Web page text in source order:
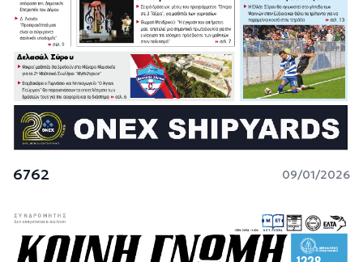
6762 09/01/2026